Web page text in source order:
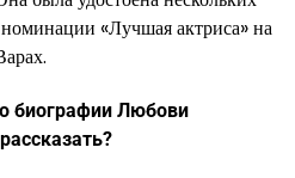
«Лучшая актриса» на
биографии Любови